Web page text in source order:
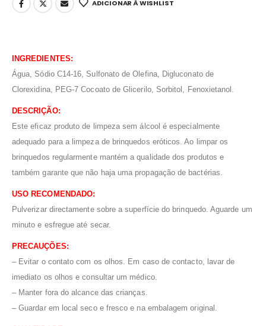
ADICIONAR À WISHLIST
INGREDIENTES:
Água, Sódio C14-16, Sulfonato de Olefina, Digluconato de
Clorexidina, PEG-7 Cocoato de Glicerilo, Sorbitol, Fenoxietanol.
DESCRIÇÃO:
Este eficaz produto de limpeza sem álcool é especialmente
adequado para a limpeza de brinquedos eróticos. Ao limpar os
brinquedos regularmente mantém a qualidade dos produtos e
também garante que não haja uma propagação de bactérias.
USO RECOMENDADO:
Pulverizar directamente sobre a superfície do brinquedo. Aguarde um
minuto e esfregue até secar.
PRECAUÇÕES:
– Evitar o contato com os olhos. Em caso de contacto, lavar de
imediato os olhos e consultar um médico.
– Manter fora do alcance das crianças.
– Guardar em local seco e fresco e na embalagem original.